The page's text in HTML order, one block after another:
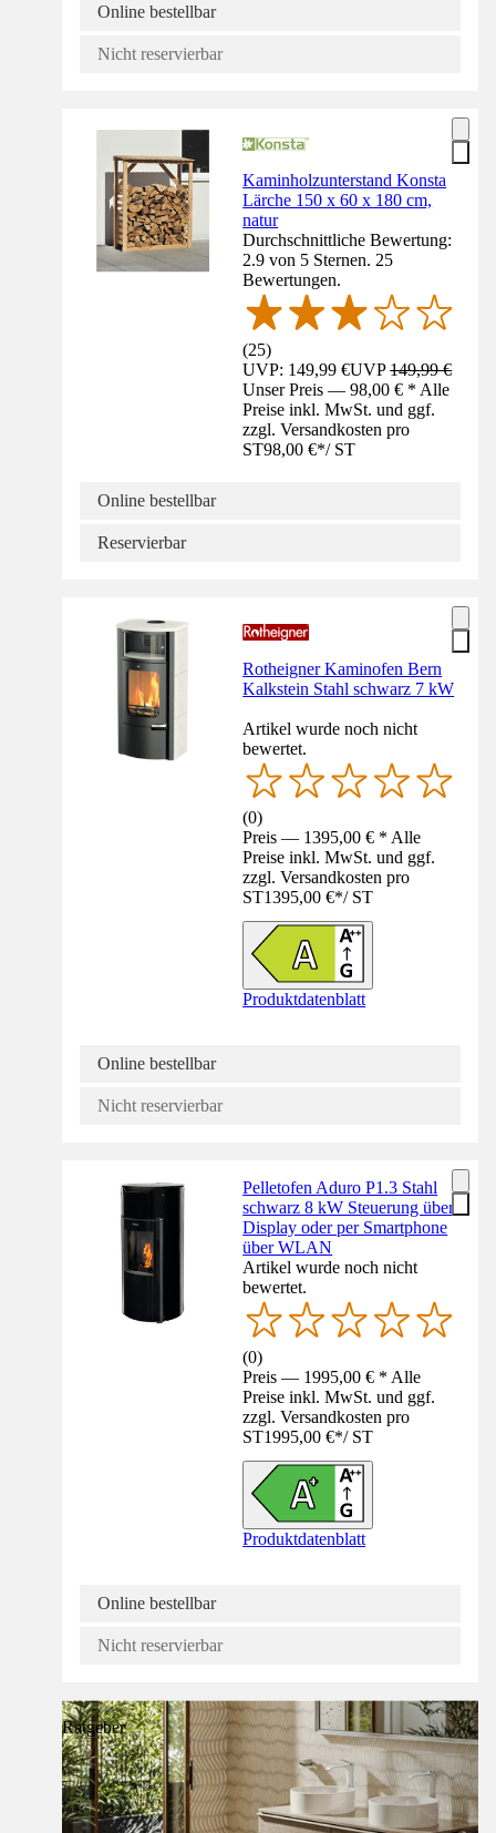
Online bestellbar
Nicht reservierbar
Kaminholzunterstand Konsta
Lärche 150 x 60 x 180 cm,
natur
Durchschnittliche Bewertung:
2.9 von 5 Sternen. 25
Bewertungen.
(25)
UVP: 149,99 €UVP149,99 €
Unser Preis — 98,00 € * Alle
Preise inkl. MwSt. und ggf.
zzgl. Versandkosten pro
ST98,00 €*/ ST
Online bestellbar
Reservierbar
Rotheigner Kaminofen Bern
Kalkstein Stahl schwarz 7 kW
Artikel wurde noch nicht
bewertet.
(0)
Preis — 1395,00 € * Alle
Preise inkl. MwSt. und ggf.
zzgl. Versandkosten pro
ST1395,00 €*/ ST
Produktdatenblatt
Online bestellbar
Nicht reservierbar
Pelletofen Aduro P1.3 Stahl
schwarz 8 kW Steuerung über
Display oder per Smartphone
über WLAN
Artikel wurde noch nicht
bewertet.
(0)
Preis — 1995,00 € * Alle
Preise inkl. MwSt. und ggf.
zzgl. Versandkosten pro
ST1995,00 €*/ ST
Produktdatenblatt
Online bestellbar
Nicht reservierbar
Ratgeber